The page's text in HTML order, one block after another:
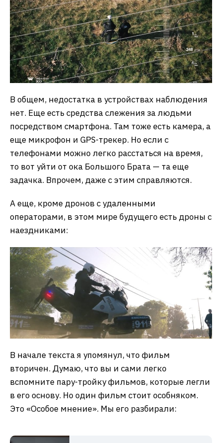
В общем, недостатка в устройствах наблюдения
нет. Еще есть средства слежения за людьми
посредством смартфона. Там тоже есть камера, а
еще микрофон и GPS-трекер. Но если с
телефонами можно легко расстаться на время,
то вот уйти от ока Большого Брата — та еще
задачка. Впрочем, даже с этим справляются.
А еще, кроме дронов с удаленными
операторами, в этом мире будущего есть дроны с
наездниками:
В начале текста я упомянул, что фильм
вторичен. Думаю, что вы и сами легко
вспомните пару-тройку фильмов, которые легли
в его основу. Но один фильм стоит особняком.
Это «Особое мнение». Мы его разбирали: